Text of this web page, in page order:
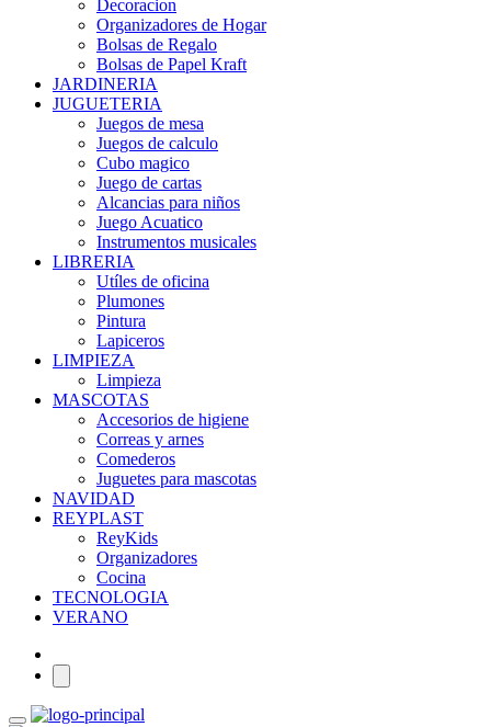
Decoracion
Organizadores de Hogar
Bolsas de Regalo
Bolsas de Papel Kraft
JARDINERIA
JUGUETERIA
Juegos de mesa
Juegos de calculo
Cubo magico
Juego de cartas
Alcancias para niños
Juego Acuatico
Instrumentos musicales
LIBRERIA
Utíles de oficina
Plumones
Pintura
Lapiceros
LIMPIEZA
Limpieza
MASCOTAS
Accesorios de higiene
Correas y arnes
Comederos
Juguetes para mascotas
NAVIDAD
REYPLAST
ReyKids
Organizadores
Cocina
TECNOLOGIA
VERANO